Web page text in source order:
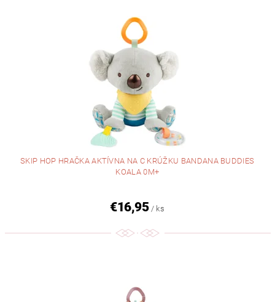
SKIP HOP HRAČKA AKTÍVNA NA C KRÚŽKU BANDANA BUDDIES
KOALA 0M+
€16,95 / ks